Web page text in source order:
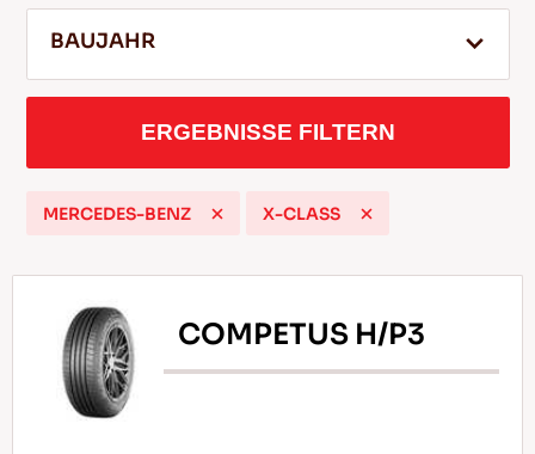
SERVICE & HILFE
Tipps für das Fahren im Schnee
WEITERLESEN
BAUJAHR
ERGEBNISSE FILTERN
MERCEDES-BENZ X-CLASS
COMPETUS H/P3